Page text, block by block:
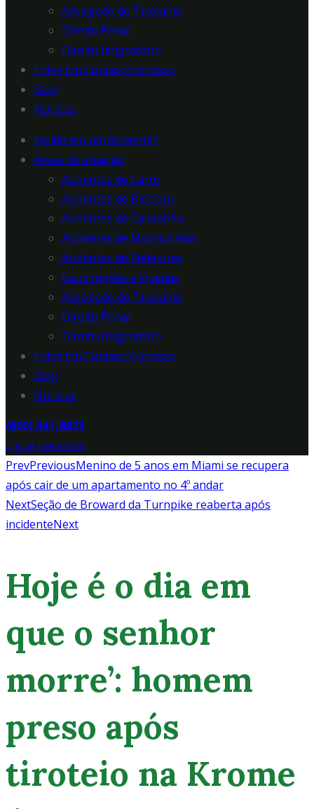
Advogado do Trabalho
Direito Penal
Direito Imigratório
Entre Em Contato Conosco
Blog
Notícias
Ferido em um Acidente?
Áreas de atuação
Acidentes de Carro
Acidentes de Bicicleta
Acidentes de Caminhão
Acidentes de Motocicletas
Acidentes de Pedestres
Escorregões e Quedas
Advogado do Trabalho
Direito Penal
Direito Imigratório
Entre Em Contato Conosco
Blog
Notícias
(800) 341-8823
Ligue para nós
PrevPreviousMenino de 5 anos em Miami se recupera
após cair de um apartamento no 4º andar
NextSeção de Broward da Turnpike reaberta após
incidenteNext
Hoje é o dia em
que o senhor
morre’: homem
preso após
tiroteio na Krome